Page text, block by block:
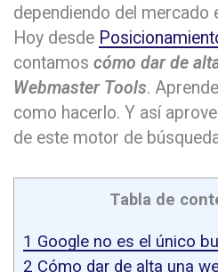
dependiendo del mercado
Hoy desde
contamos cómo dar de
Webmaster Tools.
como hacerlo. Y así
de este motor de
Tabla de
1 Google no es el único
2 Cómo dar de alta una